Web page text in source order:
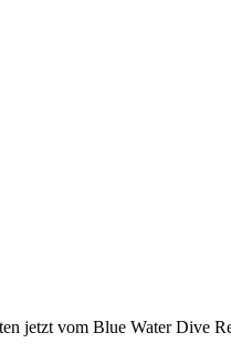
jetzt vom Blue Water Dive